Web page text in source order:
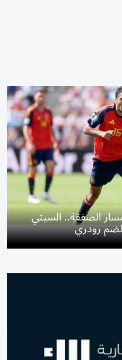
الصفقة.. السيتي
رودري